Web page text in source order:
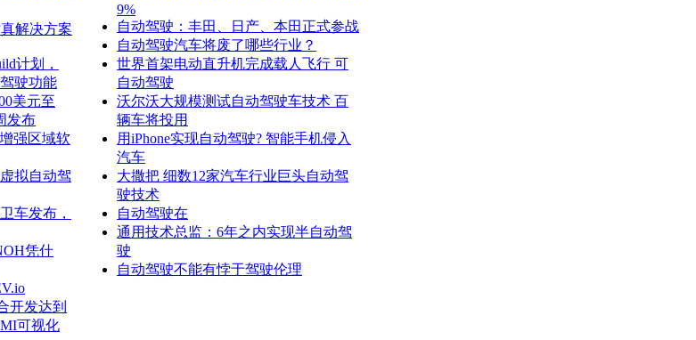
解决方案
计划，
驶功能
美元至
发布
强区域软
拟自动驾
车发布，
凭什
开发达到
可视化
9%
自动驾驶：丰田、日产、本田正式参战
自动驾驶汽车将废了哪些行业？
世界首架电动直升机完成载人飞行 可
自动驾驶
沃尔沃大规模测试自动驾驶车技术 百
辆车将投用
用iPhone实现自动驾驶? 智能手机侵入
汽车
大撒把 细数12家汽车行业巨头自动驾
驶技术
自动驾驶在
通用技术总监：6年之内实现半自动驾
驶
自动驾驶不能有悖于驾驶伦理